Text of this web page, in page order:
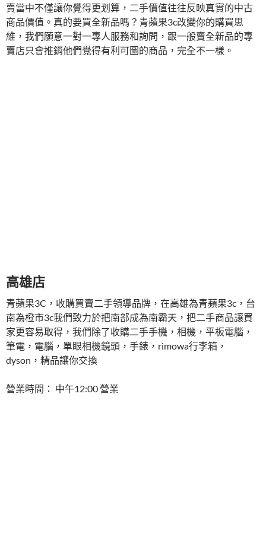
賣當中不僅讓你覺得更划算，二手價值往往反映真實的中古
商品價值。真的要買全新品嗎？青蘋果3c改變你的購買思
維，我們願意一對一專人服務和詢問，跟一般賣全新品的專
賣店只會推銷他們覺得有利可圖的商品，完全不一樣。
高雄店
青蘋果3C，收購買賣二手領導品牌，在高雄為青蘋果3c，台
南為橙市3c我們致力於把南部成為南霸天，把二手商品讓買
家更容易取得，我們除了收購二手手機，相機，平板電腦，
筆電，電腦，單眼相機鏡頭，手錶，rimowa行李箱，
dyson，精品讓你交換
營業時間： 中午12:00 營業